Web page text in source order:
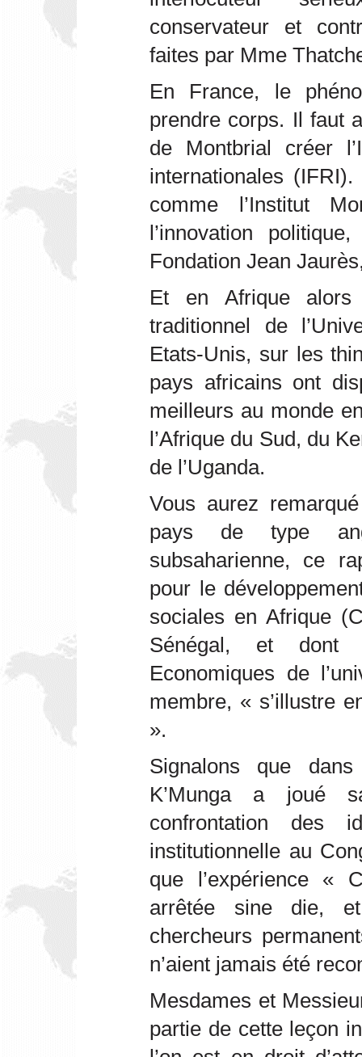
conservateur et
faites par Mme
En France, le
prendre corps. Il faut
de Montbrial créer
internationales
comme l’Institut
l’innovation
Fondation Jean
Et en Afrique
traditionnel de
Etats-Unis, sur les
pays africains ont
meilleurs au monde
l’Afrique du Sud, du
de l’Uganda.
Vous aurez
pays de type
subsaharienne, ce
pour le
sociales en Afrique
Sénégal, et dont
Economiques de
membre, « s’illustre
».
Signalons que
K’Munga a joué
confrontation des
institutionnelle au
que l’expérience «
arrêtée sine die,
chercheurs
n’aient jamais été
Mesdames et
partie de cette leçon